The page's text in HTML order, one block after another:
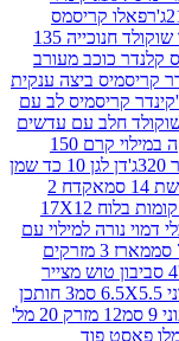
קינדר שוקולד חנוכייה 135
מעורב
ענקית
לב עם
עם עדשים
וופל מילקה במילוי קרם 150
דן לגן 10 כד שמן
אקדח 2
סביבון 5 קומות בלוח 17X12
למילוי עם
3 מזרקים
מצייר
3 חותכן
12 מזרק 20 מל'